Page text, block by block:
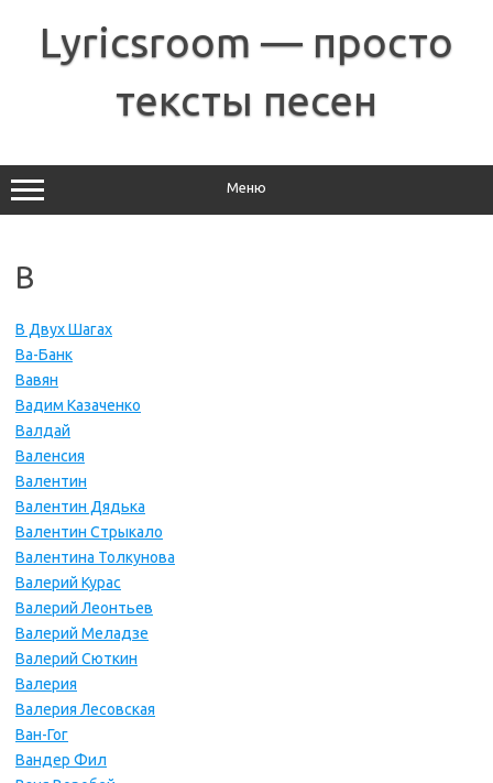
содержимому
Lyricsroom — просто
тексты песен
Меню
В
В Двух Шагах
Ва-Банк
Вавян
Вадим Казаченко
Валдай
Валенсия
Валентин
Валентин Дядька
Валентин Стрыкало
Валентина Толкунова
Валерий Курас
Валерий Леонтьев
Валерий Меладзе
Валерий Сюткин
Валерия
Валерия Лесовская
Ван-Гог
Вандер Фил